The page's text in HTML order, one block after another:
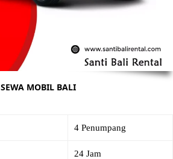
SEWA MOBIL BALI
4 Penumpang
24 Jam